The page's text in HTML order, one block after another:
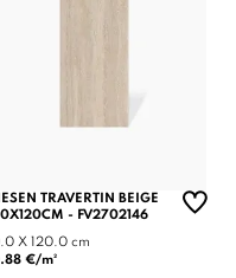
TRAVERTIN BEIGE
- FV2702146
X 120.0 cm
€/m²